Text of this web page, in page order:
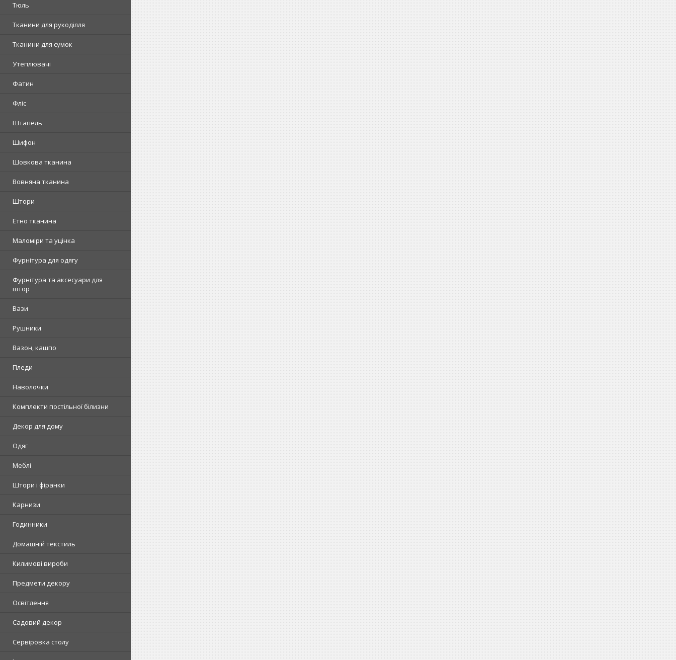
Тюль
Тканини для рукоділля
Тканини для сумок
Утеплювачі
Фатин
Фліс
Штапель
Шифон
Шовкова тканина
Вовняна тканина
Штори
Етно тканина
Маломіри та уцінка
Фурнітура для одягу
Фурнітура та аксесуари для
штор
Вази
Рушники
Вазон, кашпо
Пледи
Наволочки
Комплекти постільної білизни
Декор для дому
Одяг
Меблі
Штори і фіранки
Карнизи
Годинники
Домашній текстиль
Килимові вироби
Предмети декору
Освітлення
Садовий декор
Сервіровка столу